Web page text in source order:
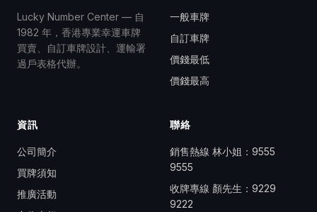
Lucky Number Center — 自
1982 年，香港專業幸運車牌
買賣、自訂車牌設計、運輸署
過戶表格代辦。
一般車牌
自訂車牌
價錢最低
價錢最高
資訊
公司簡介
買牌須知
推廣活動
聯絡
銷售熱線 林小姐： 9555
9555
收牌專線 顏先生： 9229
9222